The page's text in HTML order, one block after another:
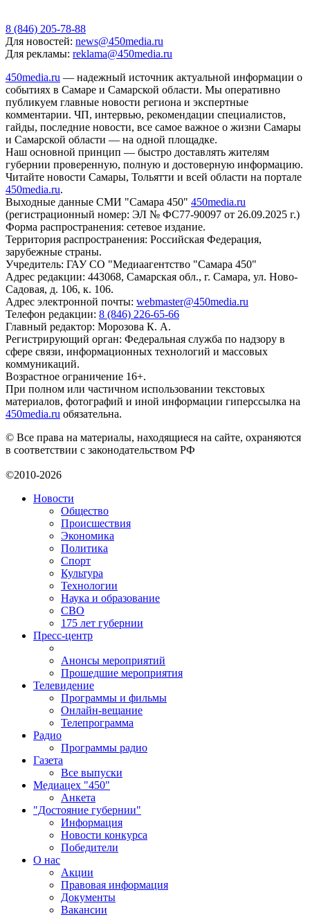
8 (846) 205-78-88
Для новостей: news@450media.ru
Для рекламы: reklama@450media.ru
450media.ru — надежный источник актуальной информации о
событиях в Самаре и Самарской области. Мы оперативно
публикуем главные новости региона и экспертные
комментарии. ЧП, интервью, рекомендации специалистов,
гайды, последние новости, все самое важное о жизни Самары
и Самарской области — на одной площадке.
Наш основной принцип — быстро доставлять жителям
губернии проверенную, полную и достоверную информацию.
Читайте новости Самары, Тольятти и всей области на портале
450media.ru.
Выходные данные СМИ "Самара 450" 450media.ru
(регистрационный номер: ЭЛ № ФС77-90097 от 26.09.2025 г.)
Форма распространения: сетевое издание.
Территория распространения: Российская Федерация,
зарубежные страны.
Учредитель: ГАУ СО "Медиаагентство "Самара 450"
Адрес редакции: 443068, Самарская обл., г. Самара, ул. Ново-
Садовая, д. 106, к. 106.
Адрес электронной почты: webmaster@450media.ru
Телефон редакции: 8 (846) 226-65-66
Главный редактор: Морозова К. А.
Регистрирующий орган: Федеральная служба по надзору в
сфере связи, информационных технологий и массовых
коммуникаций.
Возрастное ограничение 16+.
При полном или частичном использовании текстовых
материалов, фотографий и иной информации гиперссылка на
450media.ru обязательна.
© Все права на материалы, находящиеся на сайте, охраняются
в соответствии с законодательством РФ
©2010-2026
Новости
Общество
Происшествия
Экономика
Политика
Спорт
Культура
Технологии
Наука и образование
СВО
175 лет губернии
Пресс-центр
Анонсы мероприятий
Прошедшие мероприятия
Телевидение
Программы и фильмы
Онлайн-вещание
Телепрограмма
Радио
Программы радио
Газета
Все выпуски
Медиацех "450"
Анкета
"Достояние губернии"
Информация
Новости конкурса
Победители
О нас
Акции
Правовая информация
Документы
Вакансии